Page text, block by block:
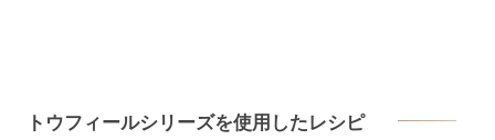
トウフィールシリーズを使用したレシピ